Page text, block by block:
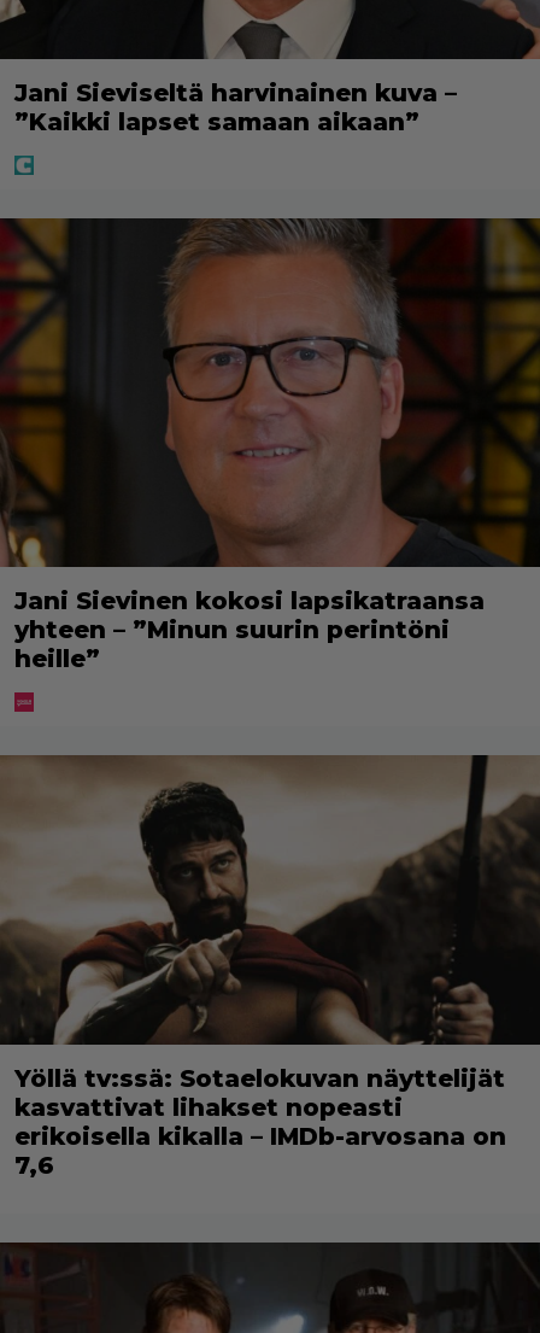
Jani Sieviseltä harvinainen kuva –
”Kaikki lapset samaan aikaan”
Jani Sievinen kokosi lapsikatraansa
yhteen – ”Minun suurin perintöni
heille”
Yöllä tv:ssä: Sotaelokuvan näyttelijät
kasvattivat lihakset nopeasti
erikoisella kikalla – IMDb-arvosana on
7,6